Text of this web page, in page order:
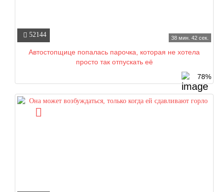
38 мин. 42 сек.
52144
Автостопщице попалась парочка, которая не хотела
просто так отпускать её
78%